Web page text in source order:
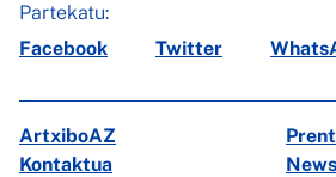
Partekatu:
Facebook
Twitter
ArtxiboAZ
Kontaktua